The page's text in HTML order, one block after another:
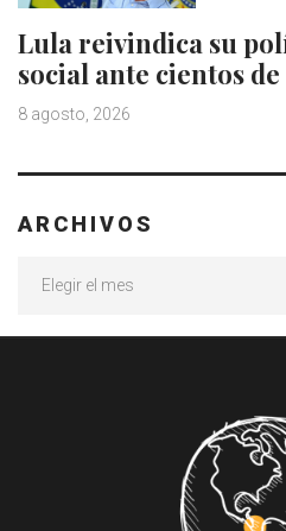
Lula reivindica su
social ante cientos
8 agosto, 2026
ARCHIVOS